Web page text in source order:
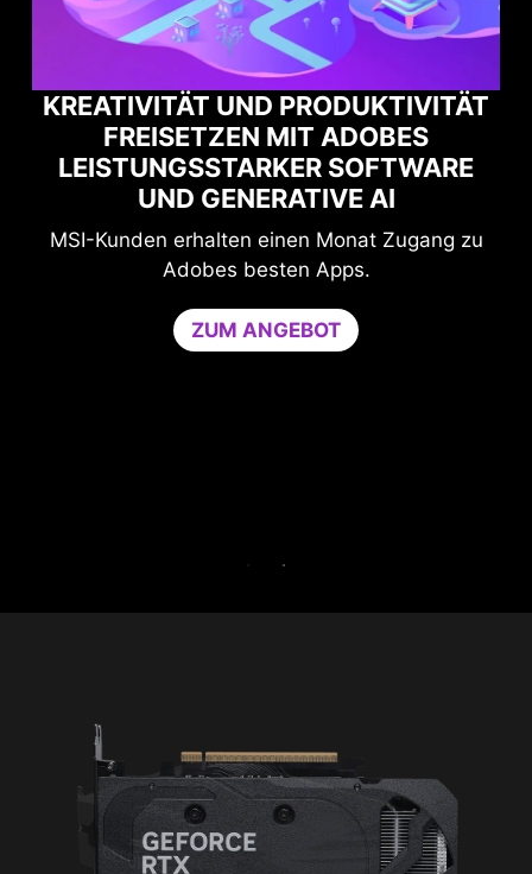
KREATIVITÄT UND PRODUKTIVITÄT
FREISETZEN MIT ADOBES
LEISTUNGSSTARKER SOFTWARE
UND GENERATIVE AI
MSI-Kunden erhalten einen Monat Zugang zu
Adobes besten Apps.
ZUM ANGEBOT